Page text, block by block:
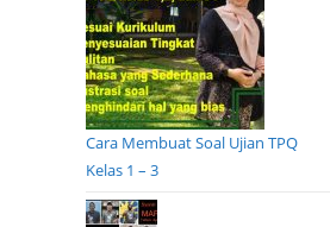
Cara Membuat Soal Ujian TPQ
Kelas 1 – 3